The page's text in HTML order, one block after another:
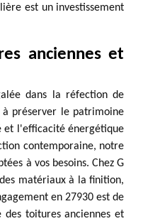
est un investissement
anciennes et
dans la réfection de
à préserver le patrimoine
et l'efficacité énergétique
contemporaine, notre
à vos besoins. Chez G
matériaux à la finition,
en 27930 est de
toitures anciennes et